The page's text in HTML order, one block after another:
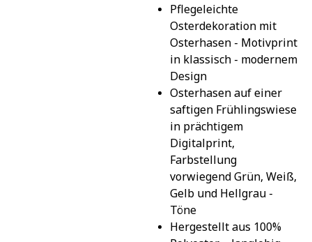
Pflegeleichte
Osterdekoration mit
Osterhasen - Motivprint
in klassisch - modernem
Design
Osterhasen auf einer
saftigen Frühlingswiese
in prächtigem
Digitalprint,
Farbstellung
vorwiegend Grün, Weiß,
Gelb und Hellgrau -
Töne
Hergestellt aus 100%